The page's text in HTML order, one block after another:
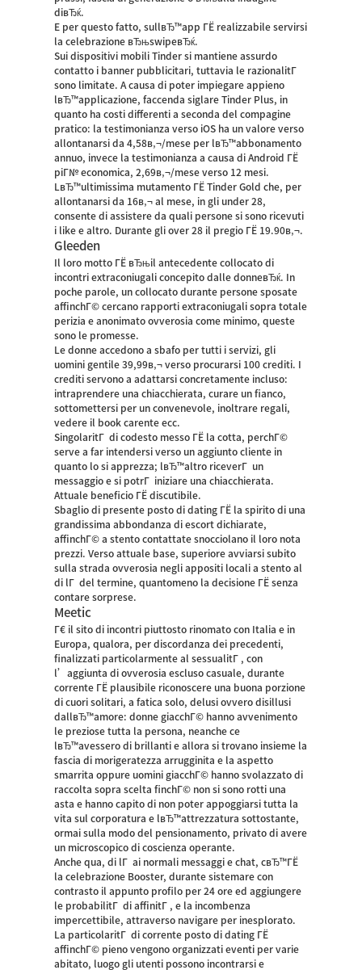
diвЂќ.
E per questo fatto, sullвЂ™app ГЁ realizzabile servirsi
la celebrazione вЂњswipeвЂќ.
Sui dispositivi mobili Tinder si mantiene assurdo
contatto i banner pubblicitari, tuttavia le razionalitГ
sono limitate. A causa di poter impiegare appieno
lвЂ™applicazione, faccenda siglare Tinder Plus, in
quanto ha costi differenti a seconda del compagine
pratico: la testimonianza verso iOS ha un valore verso
allontanarsi da 4,58в‚¬/mese per lвЂ™abbonamento
annuo, invece la testimonianza a causa di Android ГЁ
piГ№ economica, 2,69в‚¬/mese verso 12 mesi.
LвЂ™ultimissima mutamento ГЁ Tinder Gold che, per
allontanarsi da 16в‚¬ al mese, in gli under 28,
consente di assistere da quali persone si sono ricevuti
i like e altro. Durante gli over 28 il pregio ГЁ 19.90в‚¬.
Gleeden
Il loro motto ГЁ вЂњil antecedente collocato di
incontri extraconiugali concepito dalle donneвЂќ. In
poche parole, un collocato durante persone sposate
affinchГ© cercano rapporti extraconiugali sopra totale
perizia e anonimato ovverosia come minimo, queste
sono le promesse.
Le donne accedono a sbafo per tutti i servizi, gli
uomini gentile 39,99в‚¬ verso procurarsi 100 crediti. I
crediti servono a adattarsi concretamente incluso:
intraprendere una chiacchierata, curare un fianco,
sottomettersi per un convenevole, inoltrare regali,
vedere il book carente ecc.
SingolaritГ di codesto messo ГЁ la cotta, perchГ©
serve a far intendersi verso un aggiunto cliente in
quanto lo si apprezza; lвЂ™altro riceverГ un
messaggio e si potrГ iniziare una chiacchierata.
Attuale beneficio ГЁ discutibile.
Sbaglio di presente posto di dating ГЁ la spirito di una
grandissima abbondanza di escort dichiarate,
affinchГ© a stento contattate snocciolano il loro nota
prezzi. Verso attuale base, superiore avviarsi subito
sulla strada ovverosia negli appositi locali a stento al
di lГ del termine, quantomeno la decisione ГЁ senza
contare sorprese.
Meetic
Г€ il sito di incontri piuttosto rinomato con Italia e in
Europa, qualora, per discordanza dei precedenti,
finalizzati particolarmente al sessualitГ , con
l’aggiunta di ovverosia escluso casuale, durante
corrente ГЁ plausibile riconoscere una buona porzione
di cuori solitari, a fatica solo, delusi ovvero disillusi
dallвЂ™amore: donne giacchГ© hanno avvenimento
le preziose tutta la persona, neanche ce
lвЂ™avessero di brillanti e allora si trovano insieme la
fascia di morigeratezza arrugginita e la aspetto
smarrita oppure uomini giacchГ© hanno svolazzato di
raccolta sopra scelta finchГ© non si sono rotti una
asta e hanno capito di non poter appoggiarsi tutta la
vita sul corporatura e lвЂ™attrezzatura sottostante,
ormai sulla modo del pensionamento, privato di avere
un microscopico di coscienza operante.
Anche qua, di lГ ai normali messaggi e chat, cвЂ™ГЁ
la celebrazione Booster, durante sistemare con
contrasto il appunto profilo per 24 ore ed aggiungere
le probabilitГ di affinitГ , e la incombenza
impercettibile, attraverso navigare per inesplorato.
La particolaritГ di corrente posto di dating ГЁ
affinchГ© pieno vengono organizzati eventi per varie
abitato, luogo gli utenti possono incontrarsi e